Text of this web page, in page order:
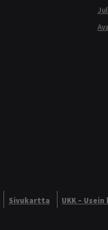
Sivukartta UKK –